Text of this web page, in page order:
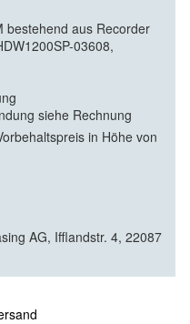
bestehend aus Recorder
03608,
siehe Rechnung
in Höhe von
AG, Ifflandstr. 4, 22087